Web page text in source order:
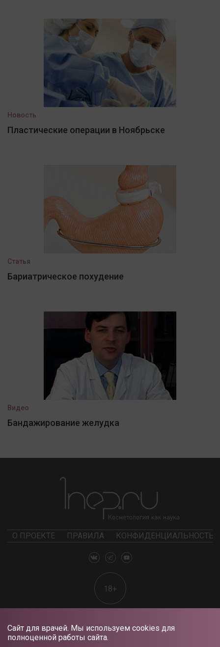
Сайт для врачей. Мы используем cookies для
полноценной работы сайта.
Новость
Пластические операции в Ноябрьске
Статья
Бариатрическое похудение
Видео
Бандажирование желудка
О ПРОЕКТЕ ПРАВИЛА КОНФИДЕНЦИАЛЬНОСТЬ
18+